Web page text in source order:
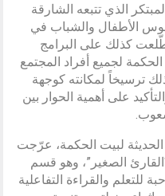
الذي تتبعه الشارقة
الأطفال والشباب في
كذلك على البرامج
لجميع أفراد المجتمع
ترسيخاً لمكانته كوجهة
على أهمية الحوار بين
لبيت الحكمة، عرّجت
الصغير”، وهو قسم
والقراءة التفاعلية